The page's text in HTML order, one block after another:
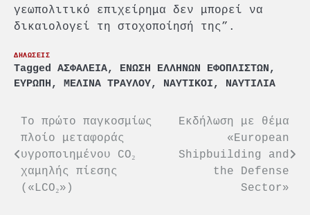
γεωπολιτικό επιχείρημα δεν μπορεί να
δικαιολογεί τη στοχοποίησή της”.
ΔΗΛΩΣΕΙΣ
Tagged ΑΣΦΑΛΕΙΑ, ΕΝΩΣΗ ΕΛΛΗΝΩΝ ΕΦΟΠΛΙΣΤΩΝ,
ΕΥΡΩΠΗ, ΜΕΛΙΝΑ ΤΡΑΥΛΟΥ, ΝΑΥΤΙΚΟΙ, ΝΑΥΤΙΛΙΑ
Πλοήγηση
άρθρων
Tο πρώτο παγκοσμίως
πλοίο μεταφοράς
υγροποιημένου CO₂
χαμηλής πίεσης
(«LCO₂»)
Εκδήλωση με θέμα
«European
Shipbuilding and
the Defense
Sector»